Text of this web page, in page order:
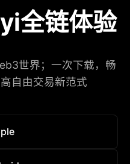
全链体验
世界；一次下载，畅
自由交易新范式